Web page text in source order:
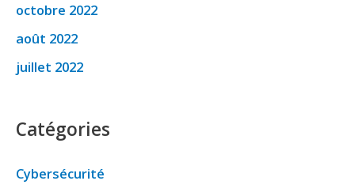
octobre 2022
août 2022
juillet 2022
Catégories
Cybersécurité